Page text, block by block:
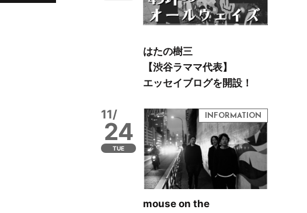
はたの樹三
【渋谷ラママ代表】
エッセイブログを開設！
11/
24
TUE
mouse on the